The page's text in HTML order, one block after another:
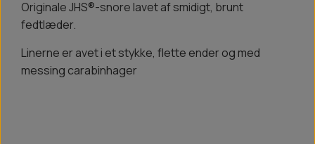
Originale JHS®-snore lavet af smidigt, brunt
fedtlæder.
Linerne er avet i et stykke, flette ender og med
messing carabinhager